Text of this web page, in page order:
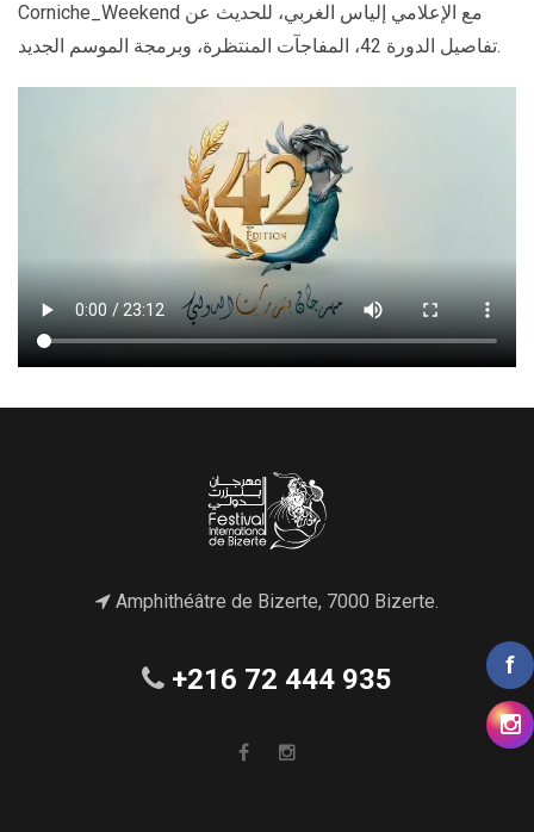
Corniche_Weekend مع الإعلامي إلياس الغربي، للحديث عن
تفاصيل الدورة 42، المفاجآت المنتظرة، وبرمجة الموسم الجديد.
f
Amphithéâtre de Bizerte, 7000 Bizerte.
+216 72 444 935